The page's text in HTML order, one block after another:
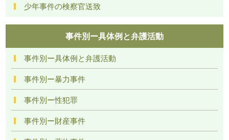
少年事件の検察官送致
事件別ー具体例と弁護活動
事件別ー具体例と弁護活動
事件別ー暴力事件
事件別ー性犯罪
事件別ー財産事件